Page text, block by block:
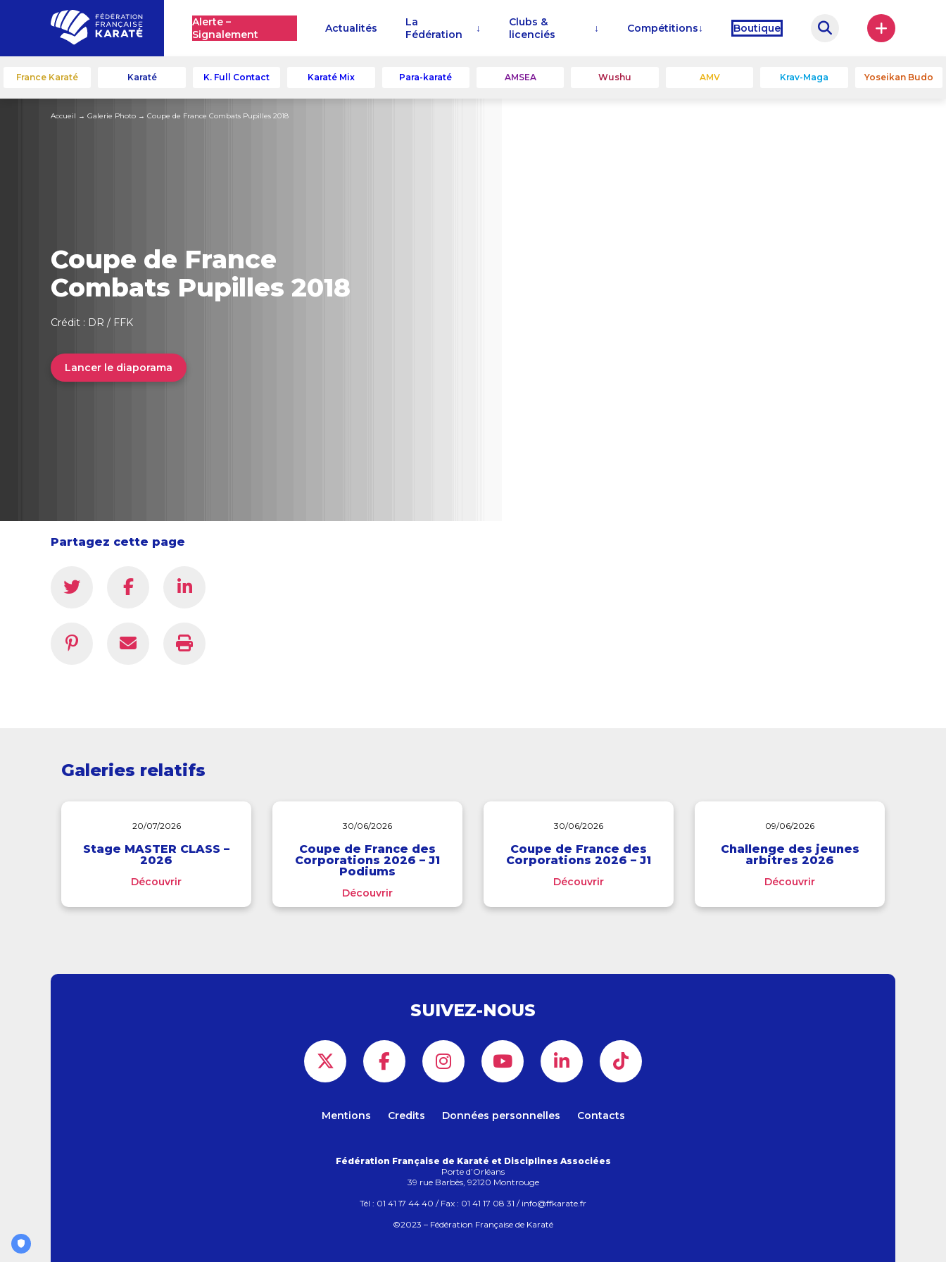
Alerte –
Signalement
Actualités
La
Fédération
Clubs &
licenciés
Compétitions Boutique
France Karaté Karaté K. Full Contact Karaté Mix Para-karaté AMSEA Wushu AMV Krav-Maga Yoseikan Budo
Accueil → Galerie Photo → Coupe de France Combats Pupilles 2018
Coupe de France
Combats Pupilles 2018
Crédit : DR / FFK
Lancer le diaporama
Partagez cette page
Galeries relatifs
20/07/2026
Stage MASTER CLASS –
2026
Découvrir
30/06/2026
Coupe de France des
Corporations 2026 – J1
Podiums
Découvrir
30/06/2026
Coupe de France des
Corporations 2026 – J1
Découvrir
09/06/2026
Challenge des jeunes
arbitres 2026
Découvrir
SUIVEZ-NOUS
Mentions Credits Données personnelles Contacts
Fédération Française de Karaté et Disciplines Associées
Porte d’Orléans
39 rue Barbès, 92120 Montrouge
Tél : 01 41 17 44 40 / Fax : 01 41 17 08 31 / info@ffkarate.fr
©2023 – Fédération Française de Karaté